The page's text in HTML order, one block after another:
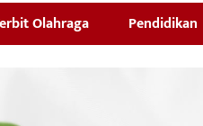
Olahraga Pendidikan